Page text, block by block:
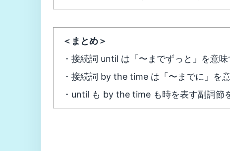
＜まとめ＞
・接続詞 until は「〜までずっと」を意味
・接続詞 by the time は「〜までに」を
・until も by the time も時を表す副詞節